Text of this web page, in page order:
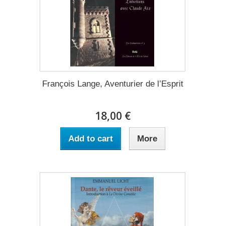
François Lange, Aventurier de l’Esprit
18,00 €
Add to cart More